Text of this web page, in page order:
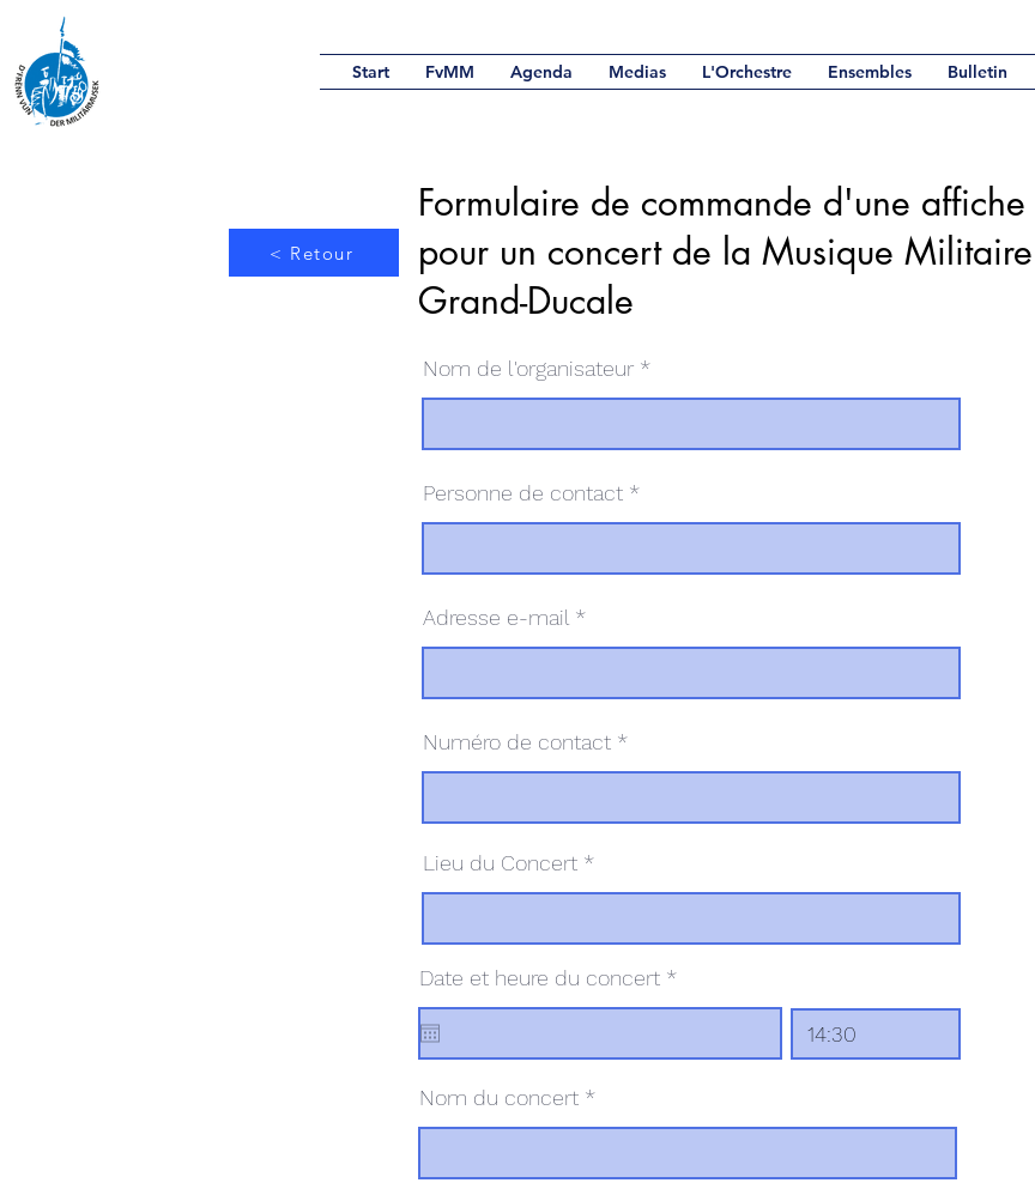
Start FvMM Agenda Medias L'Orchestre Ensembles Bulletin
Formulaire de commande d'une affiche
pour un concert de la Musique Militaire
Grand-Ducale
Nom de l'organisateur
Personne de contact
Adresse e-mail
Numéro de contact
Lieu du Concert
Date et heure du concert *r
i
d
Nom du concert
< Retour